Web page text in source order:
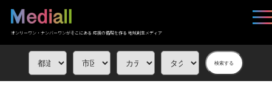
オンリーワン・ナンバーワンがそこにある 応援の循環を作る 地域創生メディア
検索する